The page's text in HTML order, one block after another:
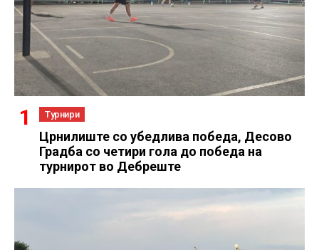
Турнири
Црнилиште со убедлива победа, Десово
Градба со четири гола до победа на
турнирот во Дебреште